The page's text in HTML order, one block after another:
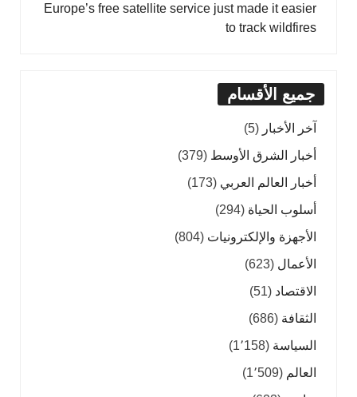
Europe’s free satellite service just made it easier
to track wildfires
جميع الأقسام
آخر الأخبار (5)
أخبار الشرق الأوسط (379)
أخبار العالم العربي (173)
أسلوب الحياة (294)
الأجهزة والإلكترونيات (804)
الأعمال (623)
الاقتصاد (51)
الثقافة (686)
السياسة (1٬158)
العالم (1٬509)